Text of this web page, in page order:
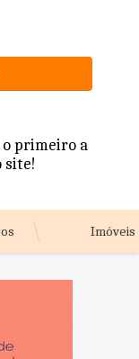
o primeiro a
site!
Imóveis